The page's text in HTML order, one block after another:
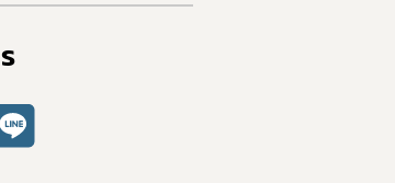
หลักเกณฑ์การบริหารทรัพยากรบุคคล